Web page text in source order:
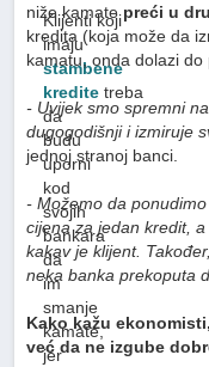
Klijenti koji
imaju
stambene
kredite treba
da
budu
uporni
kod
svojih
bankara
da
im
smanje
kamate,
jer
niže kamatepreći u
kredita (koja može da
kamatu, onda dolazi do
- Uvijek smo spremni
dugogodišnji i izmiruje
jednoj stranoj banci.
- Možemo da
cijena za jedan kredit,
kakav je klijent.
neka banka prekoputa
Kako kažu
već da ne izgube